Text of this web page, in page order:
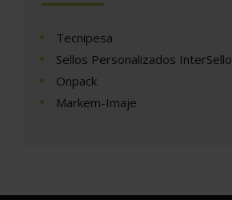
Tecnipesa
Sellos Personalizados InterSello
Onpack
Markem-Imaje